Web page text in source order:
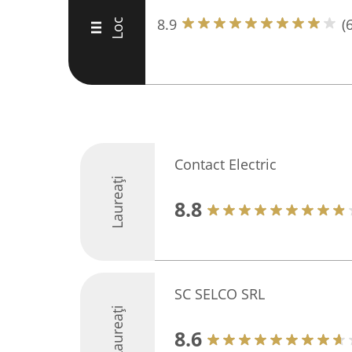
III Loc
8.9
Laureați
Contact Electric
8.8
Laureați
SC SELCO SRL
8.6